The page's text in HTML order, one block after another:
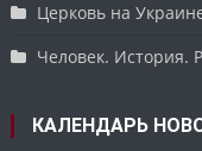
Церковь на
Человек. История.
КАЛЕНДАРЬ